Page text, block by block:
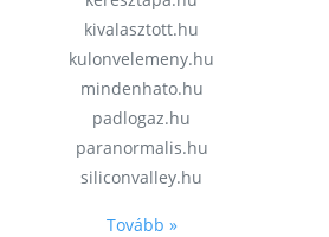
kivalasztott.hu
kulonvelemeny.hu
mindenhato.hu
padlogaz.hu
paranormalis.hu
siliconvalley.hu
Tovább »